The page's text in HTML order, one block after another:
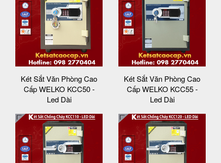
Két Sắt Văn Phòng Cao
Cấp WELKO KCC50 -
Led Dài
Két Sắt Văn Phòng Cao
Cấp WELKO KCC55 -
Led Dài